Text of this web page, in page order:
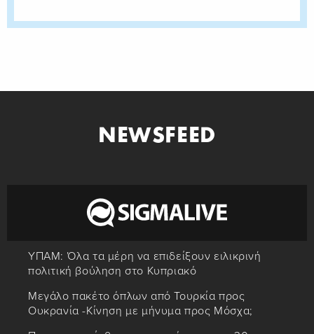
NEWSFEED
ΥΠΑΜ: Όλα τα μέρη να επιδείξουν ειλικρινή
πολιτική βούληση στο Κυπριακό
Μεγάλο πακέτο όπλων από Τουρκία προς
Ουκρανία -Κίνηση με μήνυμα προς Μόσχα;